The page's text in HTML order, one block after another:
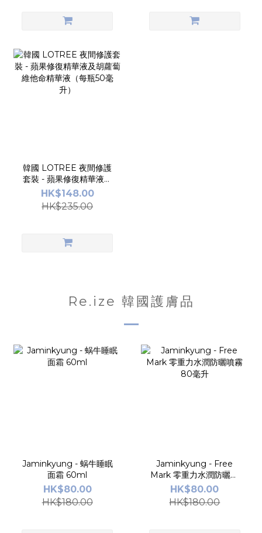
韓國 LOTREE 夜間修護
套裝 - 蘋果修復精華液及
胡蘿蔔維他命精華液（每
瓶50毫升）
HK$148.00
HK$235.00
Re.ize 韓國護膚品
Jaminkyung - 蜗牛睡眠
面霜 60ml
HK$80.00
HK$180.00
Jaminkyung - Free
Mark 零重力水潤防曬噴
霧 80毫升
HK$80.00
HK$180.00